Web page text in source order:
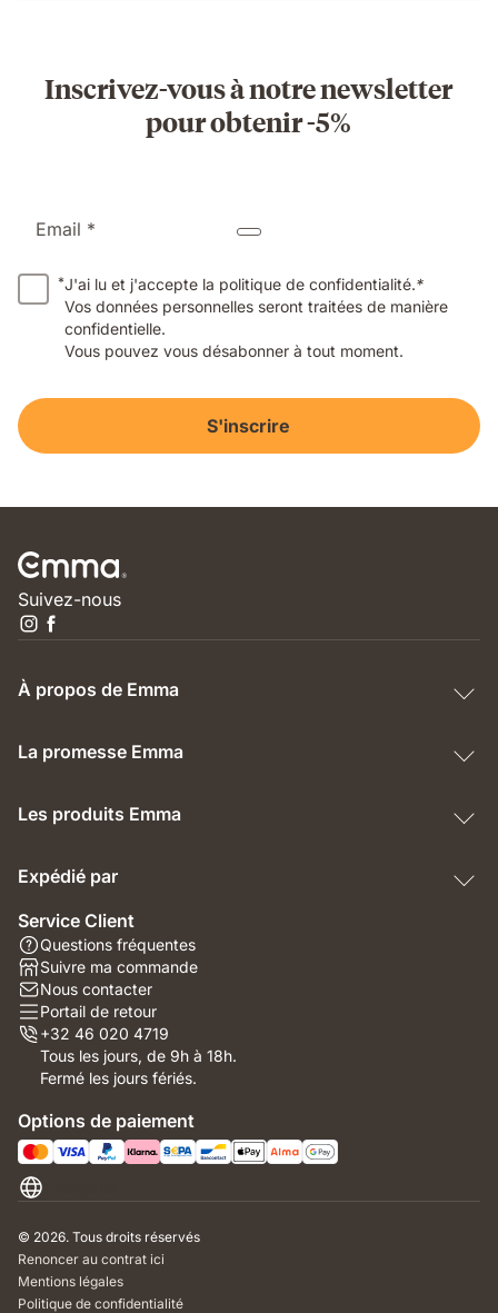
Inscrivez-vous à notre newsletter
pour obtenir -5%
Email *
*J'ai lu et j'accepte la politique de confidentialité.*
Vos données personnelles seront traitées de manière
confidentielle.
Vous pouvez vous désabonner à tout moment.
S'inscrire
Suivez-nous
À propos de Emma
La promesse Emma
Les produits Emma
Expédié par
Service Client
Questions fréquentes
Suivre ma commande
Nous contacter
Portail de retour
+32 46 020 4719
Tous les jours, de 9h à 18h.
Fermé les jours fériés.
Options de paiement
© 2026. Tous droits réservés
Renoncer au contrat ici
Mentions légales
Politique de confidentialité